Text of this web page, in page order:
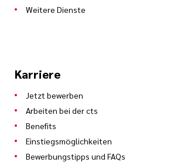
Weitere Dienste
Karriere
Jetzt bewerben
Arbeiten bei der cts
Benefits
Einstiegsmöglichkeiten
Bewerbungstipps und FAQs